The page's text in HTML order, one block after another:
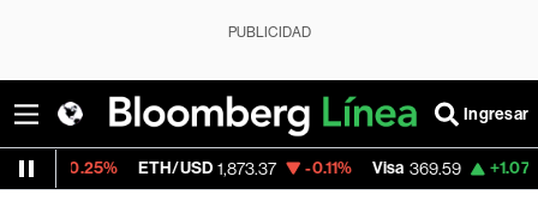
PUBLICIDAD
Ingresar
ETH/USD 1,873.37 -0.11% Visa 369.59 +1.07%